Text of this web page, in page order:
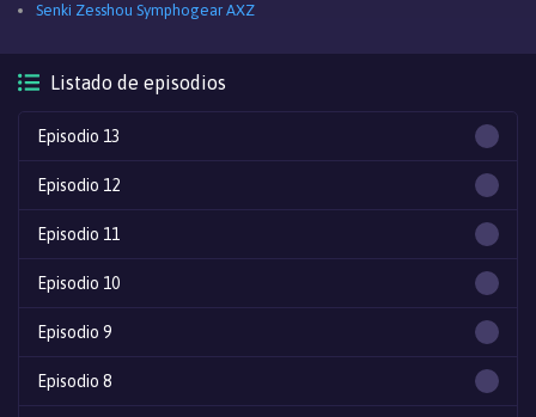
Senki Zesshou Symphogear AXZ
Listado de episodios
Episodio 13
Episodio 12
Episodio 11
Episodio 10
Episodio 9
Episodio 8